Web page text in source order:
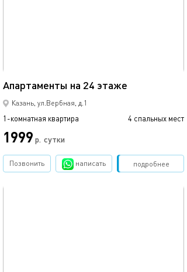
Апартаменты на 24 этаже
Казань, ул.Вербная, д.1
1-комнатная квартира 4 спальных мест
1999 р. сутки
подробнее
Позвонить написать Забронировать